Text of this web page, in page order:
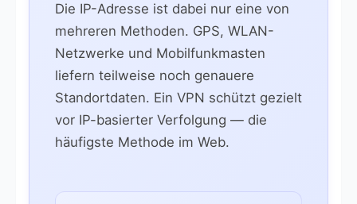
Die IP-Adresse ist dabei nur eine von
mehreren Methoden. GPS, WLAN-
Netzwerke und Mobilfunkmasten
liefern teilweise noch genauere
Standortdaten. Ein VPN schützt gezielt
vor IP-basierter Verfolgung — die
häufigste Methode im Web.